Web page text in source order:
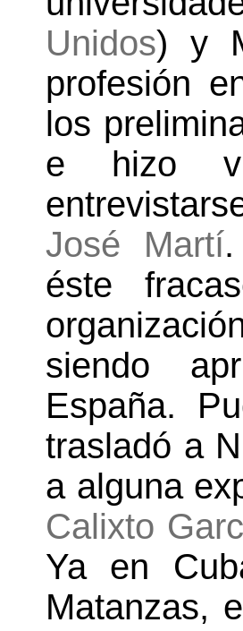
Unidos) y
profesión
los
e hizo
José Martí
éste
siendo
España.
trasladó a
a alguna
Calixto
Ya en
Matanzas,